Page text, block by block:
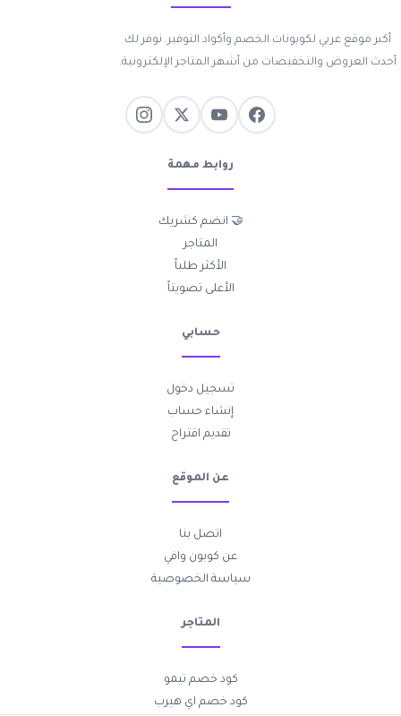
أكبر موقع عربي لكوبونات الخصم وأكواد التوفير. نوفر لك
أحدث العروض والتخفيضات من أشهر المتاجر الإلكترونية.
روابط مهمة
🤝 انضم كشريك
المتاجر
الأكثر طلباً
الأعلى تصويتاً
حسابي
تسجيل دخول
إنشاء حساب
تقديم اقتراح
عن الموقع
اتصل بنا
عن كوبون وافي
سياسة الخصوصية
المتاجر
كود خصم تيمو
كود خصم اي هيرب